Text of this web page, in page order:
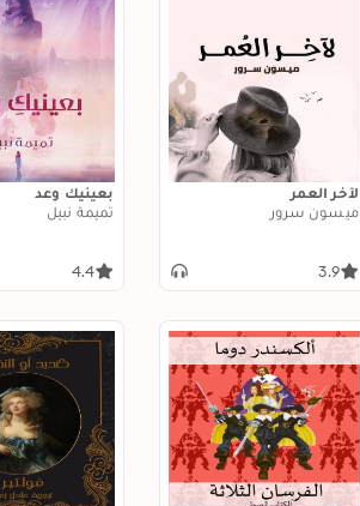
لآخر العمر
ميسون سرور
3.9
بعينيك وعد
تميمة نبيل
4.4